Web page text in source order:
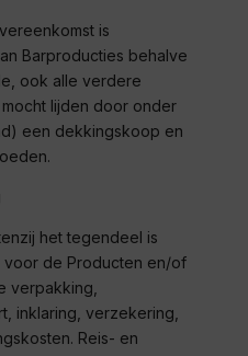
is
Barproducties behalve
ook alle verdere
mocht lijden door onder
een dekkingskoop en
het tegendeel is
de Producten en/of
verpakking,
inklaring, verzekering,
Reis- en